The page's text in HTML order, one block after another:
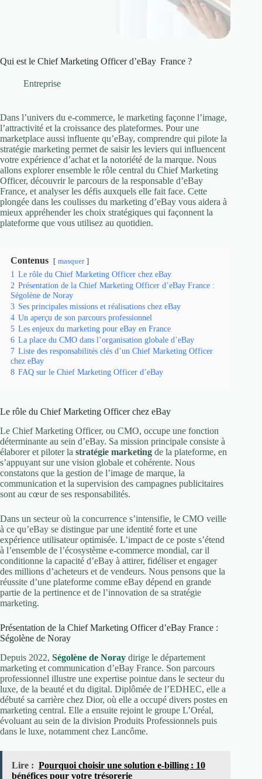
Qui est le Chief Marketing Officer d’eBay France ?
Entreprise
Dans l’univers du e-commerce, le marketing façonne l’image,
l’attractivité et la croissance des plateformes. Pour une
marketplace aussi influente qu’eBay, comprendre qui pilote la
stratégie marketing permet de saisir les leviers qui influencent
votre expérience d’achat et la notoriété de la marque. Nous
allons explorer ensemble le rôle central du Chief Marketing
Officer, découvrir le parcours de la responsable d’eBay
France, et analyser les défis auxquels elle fait face. Cette
plongée dans les coulisses du marketing d’eBay vous aidera à
mieux appréhender les choix stratégiques qui façonnent la
plateforme que vous utilisez au quotidien.
Contenus masquer
1 Le rôle du Chief Marketing Officer chez eBay
2 Présentation de la Chief Marketing Officer d’eBay France :
Ségolène de Noray
3 Ses principales missions et réalisations chez eBay
4 Un aperçu de son parcours professionnel
5 Les enjeux du marketing pour eBay en France
6 La place du CMO dans l’organisation globale d’eBay
7 Liste des responsabilités clés d’un Chief Marketing Officer
chez eBay
8 FAQ sur le Chief Marketing Officer d’eBay
Le rôle du Chief Marketing Officer chez eBay
Le Chief Marketing Officer, ou CMO, occupe une fonction
déterminante au sein d’eBay. Sa mission principale consiste à
élaborer et piloter la stratégie marketing de la plateforme, en
s’appuyant sur une vision globale et cohérente. Nous
constatons que la gestion de l’image de marque, la
communication et la supervision des campagnes publicitaires
sont au cœur de ses responsabilités.
Dans un secteur où la concurrence s’intensifie, le CMO veille
à ce qu’eBay se distingue par une identité forte et une
expérience utilisateur optimisée. L’impact de ce poste s’étend
à l’ensemble de l’écosystème e-commerce mondial, car il
conditionne la capacité d’eBay à attirer, fidéliser et engager
des millions d’acheteurs et de vendeurs. Nous pensons que la
réussite d’une plateforme comme eBay dépend en grande
partie de la pertinence et de l’innovation de sa stratégie
marketing.
Présentation de la Chief Marketing Officer d’eBay France :
Ségolène de Noray
Depuis 2022, Ségolène de Noray dirige le département
marketing et communication d’eBay France. Son parcours
professionnel illustre une expertise pointue dans le secteur du
luxe, de la beauté et du digital. Diplômée de l’EDHEC, elle a
débuté sa carrière chez Dior, où elle a occupé divers postes en
marketing central. Elle a ensuite rejoint le groupe L’Oréal,
évoluant au sein de la division Produits Professionnels puis
dans le luxe, notamment chez Lancôme.
Lire : Pourquoi choisir une solution e‑billing : 10
bénéfices pour votre trésorerie